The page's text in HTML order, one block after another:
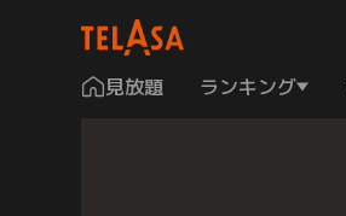
見放題 ランキング